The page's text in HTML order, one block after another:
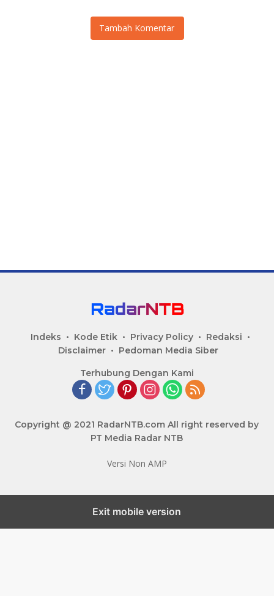
Tambah Komentar
Indeks Kode Etik Privacy Policy
Redaksi
Disclaimer
Pedoman Media Siber
Terhubung Dengan Kami
Copyright @ 2021 RadarNTB.com All right reserved by
PT Media Radar NTB
Versi Non AMP
Exit mobile version